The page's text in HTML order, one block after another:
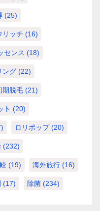
(25)
リッチ (16)
センス (18)
ング (22)
期脱毛 (21)
ト (20)
ロリポップ(20)
(232)
(19) 海外旅行 (16)
(17) 除菌 (234)